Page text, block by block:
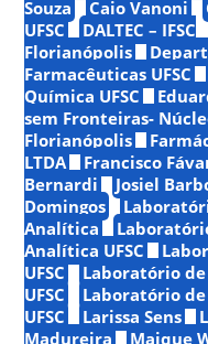
Souza
Caio Vanoni
UFSC
DALTEC – IFSC
Florianópolis
Farmacêuticas UFSC
Química UFSC
sem Fronteiras-
Florianópolis
LTDA
Francisco
Bernardi
Josiel
Domingos
Analítica
Analítica UFSC
UFSC
Laboratório
UFSC
Laboratório
UFSC
Larissa Sens
Madureira
Maique